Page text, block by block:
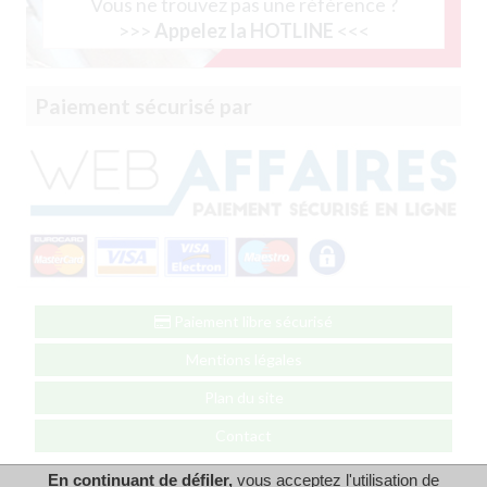
En continuant de défiler,vous acceptez l'utilisation de